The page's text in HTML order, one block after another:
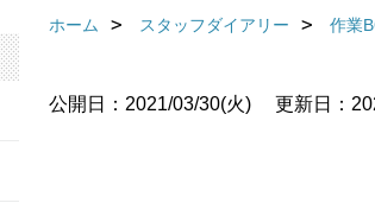
ホーム スタッフダイアリー 作業
公開日：2021/03/30(火) 更新日：